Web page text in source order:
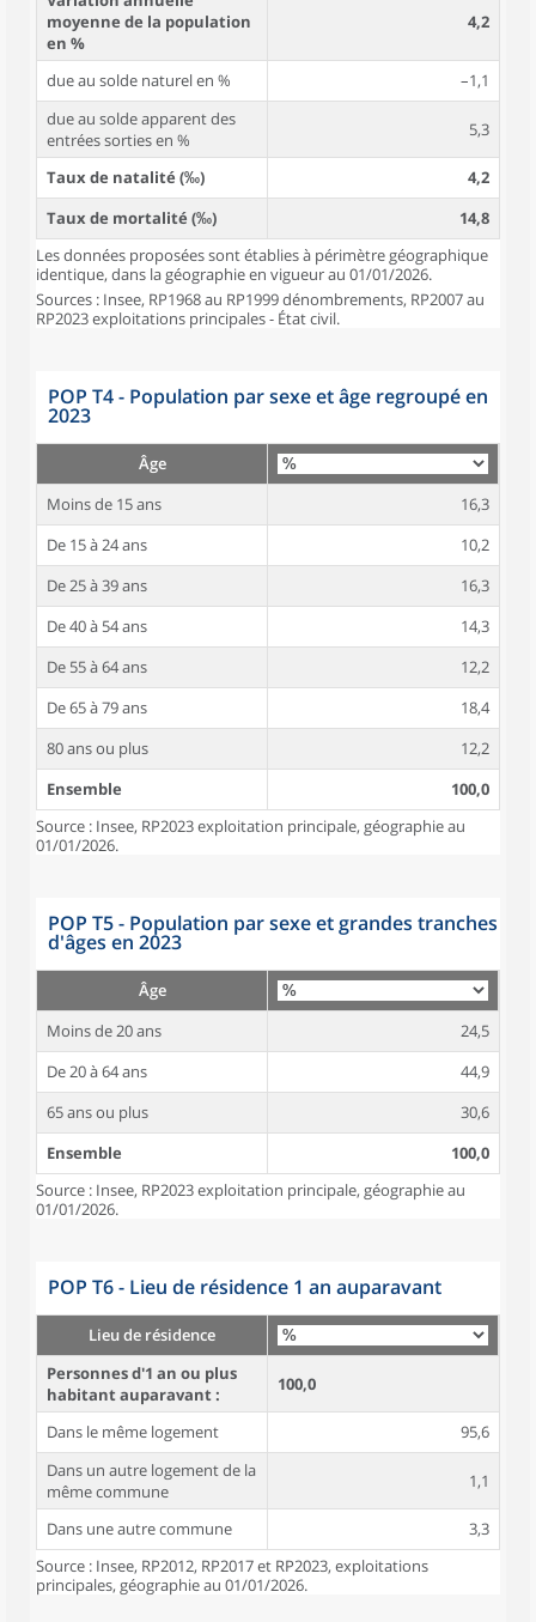
moyenne de la population
en %
4,2
due au solde naturel en %
–1,1
due au solde apparent des
entrées sorties en %
5,3
Taux de natalité (‰)
4,2
Taux de mortalité (‰)
14,8
Les données proposées sont établies à périmètre géographique
identique, dans la géographie en vigueur au 01/01/2026.
Sources : Insee, RP1968 au RP1999 dénombrements, RP2007 au
RP2023 exploitations principales - État civil.
POP T4 - Population par sexe et âge regroupé en
2023
Âge
Moins de 15 ans
16,3
De 15 à 24 ans
10,2
De 25 à 39 ans
16,3
De 40 à 54 ans
14,3
De 55 à 64 ans
12,2
De 65 à 79 ans
18,4
80 ans ou plus
12,2
Ensemble
100,0
Source : Insee, RP2023 exploitation principale, géographie au
01/01/2026.
POP T5 - Population par sexe et grandes tranches
d'âges en 2023
Âge
Moins de 20 ans
24,5
De 20 à 64 ans
44,9
65 ans ou plus
30,6
Ensemble
100,0
Source : Insee, RP2023 exploitation principale, géographie au
01/01/2026.
POP T6 - Lieu de résidence 1 an auparavant
Lieu de résidence
Personnes d'1 an ou plus
habitant auparavant :
100,0
Dans le même logement
95,6
Dans un autre logement de la
même commune
1,1
Dans une autre commune
3,3
Source : Insee, RP2012, RP2017 et RP2023, exploitations
principales, géographie au 01/01/2026.